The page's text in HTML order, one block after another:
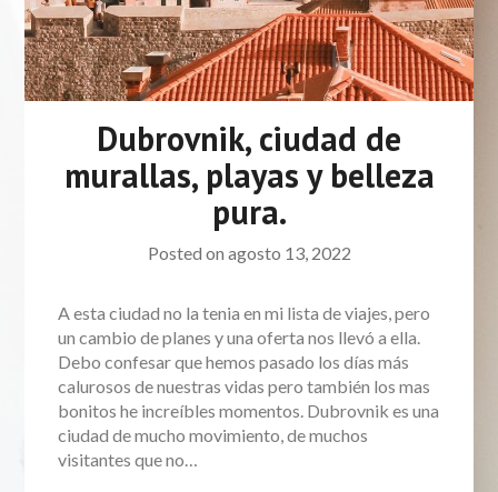
Dubrovnik, ciudad de
murallas, playas y belleza
pura.
Posted on agosto 13, 2022
A esta ciudad no la tenia en mi lista de viajes, pero
un cambio de planes y una oferta nos llevó a ella.
Debo confesar que hemos pasado los días más
calurosos de nuestras vidas pero también los mas
bonitos he increíbles momentos. Dubrovnik es una
ciudad de mucho movimiento, de muchos
visitantes que no…